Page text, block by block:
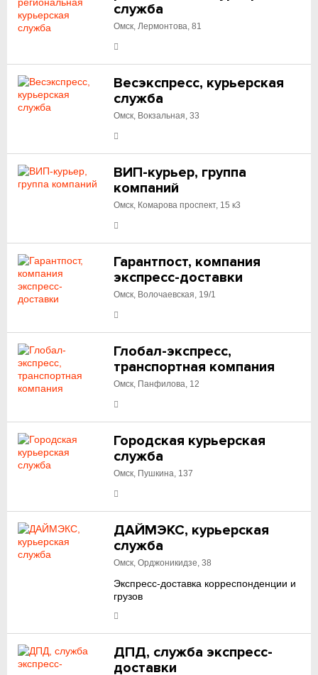
служба
Омск, Лермонтова, 81
Весэкспресс, курьерская
служба
Омск, Вокзальная, 33
ВИП-курьер, группа
компаний
Омск, Комарова проспект, 15 к3
Гарантпост, компания
экспресс-доставки
Омск, Волочаевская, 19/1
Глобал-экспресс,
транспортная компания
Омск, Панфилова, 12
Городская курьерская
служба
Омск, Пушкина, 137
ДАЙМЭКС, курьерская
служба
Омск, Орджоникидзе, 38
Экспресс-доставка корреспонденции и
грузов
ДПД, служба экспресс-
доставки